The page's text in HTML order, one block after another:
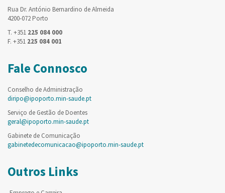
Rua Dr. António Bernardino de Almeida
4200-072 Porto
T. +351 225 084 000
F. +351 225 084 001
Fale Connosco
Conselho de Administração
diripo@ipoporto.min-saude.pt
Serviço de Gestão de Doentes
geral@ipoporto.min-saude.pt
Gabinete de Comunicação
gabinetedecomunicacao@ipoporto.min-saude.pt
Outros Links